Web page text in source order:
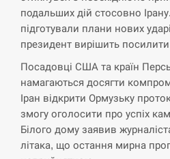
14:53
вручили новое
меру…
СЕРПЕНЬ
14:40
У Росії
КНДР – Reuters
СЕРПЕНЬ
подальших дій стосовно
підготували плани нових
президент вирішить
Посадовці США та країн
намагаються досягти
Іран відкрити Ормузьку
змогу оголосити про успіх
Білого дому заявив
літака, що остання мирна